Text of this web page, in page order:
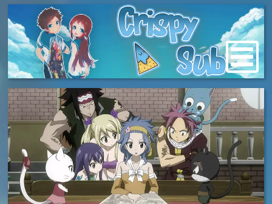
מעבר
לתוכן